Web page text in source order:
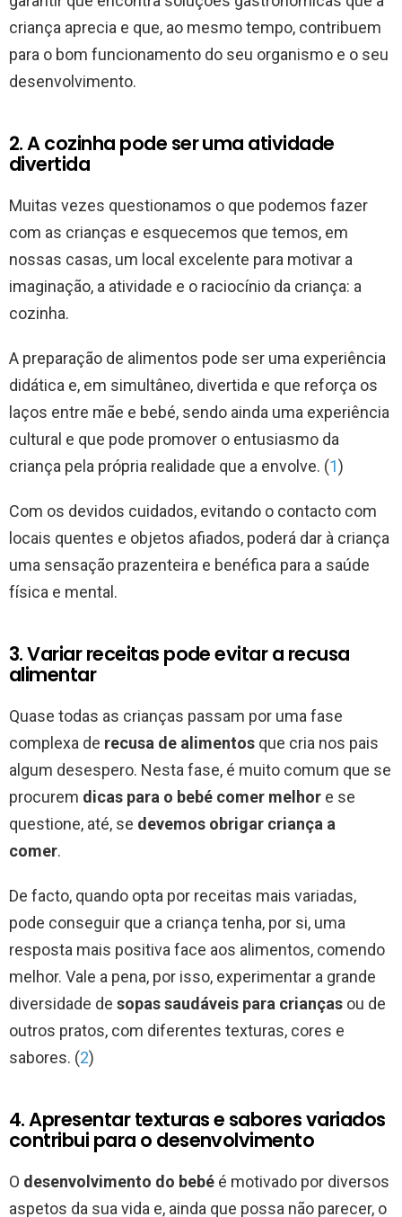
criança aprecia e que, ao mesmo tempo, contribuem
para o bom funcionamento do seu organismo e o seu
desenvolvimento.
2. A cozinha pode ser uma atividade
divertida
Muitas vezes questionamos o que podemos fazer
com as crianças e esquecemos que temos, em
nossas casas, um local excelente para motivar a
imaginação, a atividade e o raciocínio da criança: a
cozinha.
A preparação de alimentos pode ser uma experiência
didática e, em simultâneo, divertida e que reforça os
laços entre mãe e bebé, sendo ainda uma experiência
cultural e que pode promover o entusiasmo da
criança pela própria realidade que a envolve. (1)
Com os devidos cuidados, evitando o contacto com
locais quentes e objetos afiados, poderá dar à criança
uma sensação prazenteira e benéfica para a saúde
física e mental.
3. Variar receitas pode evitar a recusa
alimentar
Quase todas as crianças passam por uma fase
complexa de recusa de alimentos que cria nos pais
algum desespero. Nesta fase, é muito comum que se
procurem dicas para o bebé comer melhor e se
questione, até, se devemos obrigar criança a
comer.
De facto, quando opta por receitas mais variadas,
pode conseguir que a criança tenha, por si, uma
resposta mais positiva face aos alimentos, comendo
melhor. Vale a pena, por isso, experimentar a grande
diversidade de sopas saudáveis para crianças ou de
outros pratos, com diferentes texturas, cores e
sabores. (2)
4. Apresentar texturas e sabores variados
contribui para o desenvolvimento
O desenvolvimento do bebé é motivado por diversos
aspetos da sua vida e, ainda que possa não parecer, o